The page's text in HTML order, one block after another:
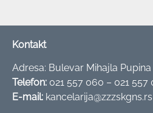
Kontakt
Adresa: Bulevar Mihajla Pupina
Telefon: 021 557 060 – 021 557
E-mail: kancelarija@zzzskgns.rs